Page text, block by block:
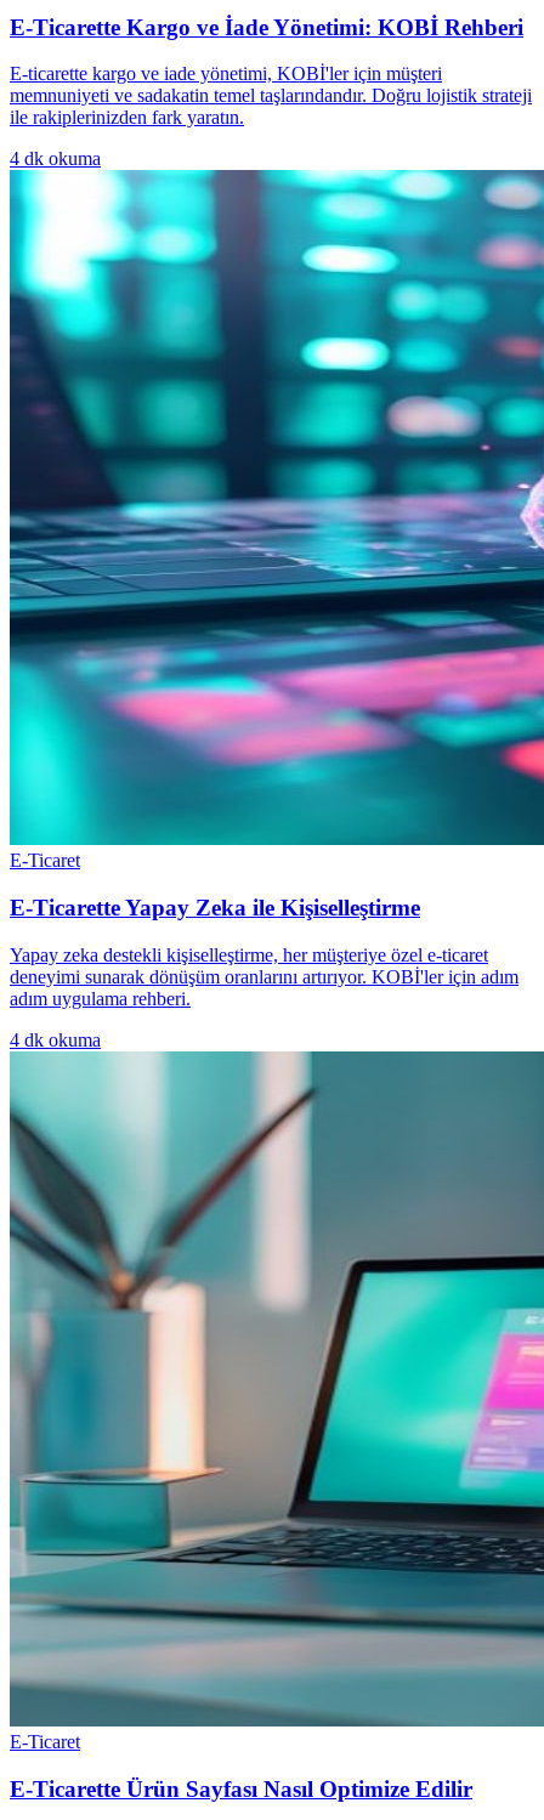
E-Ticarette Kargo ve İade Yönetimi: KOBİ Rehberi
E-ticarette kargo ve iade yönetimi, KOBİ'ler için müşteri
memnuniyeti ve sadakatin temel taşlarındandır. Doğru lojistik strateji
ile rakiplerinizden fark yaratın.
4 dk okuma
E-Ticaret
E-Ticarette Yapay Zeka ile Kişiselleştirme
Yapay zeka destekli kişiselleştirme, her müşteriye özel e-ticaret
deneyimi sunarak dönüşüm oranlarını artırıyor. KOBİ'ler için adım
adım uygulama rehberi.
4 dk okuma
E-Ticaret
E-Ticarette Ürün Sayfası Nasıl Optimize Edilir